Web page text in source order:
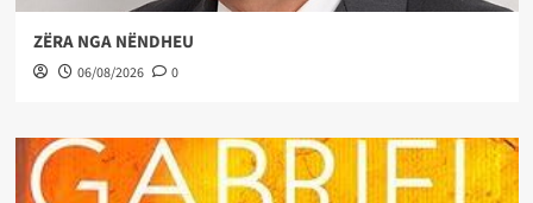
ZËRA NGA NËNDHEU
06/08/2026 0